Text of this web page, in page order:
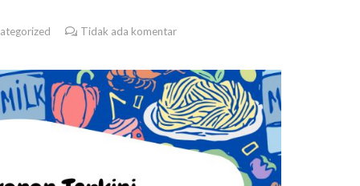
Tidak ada komentar